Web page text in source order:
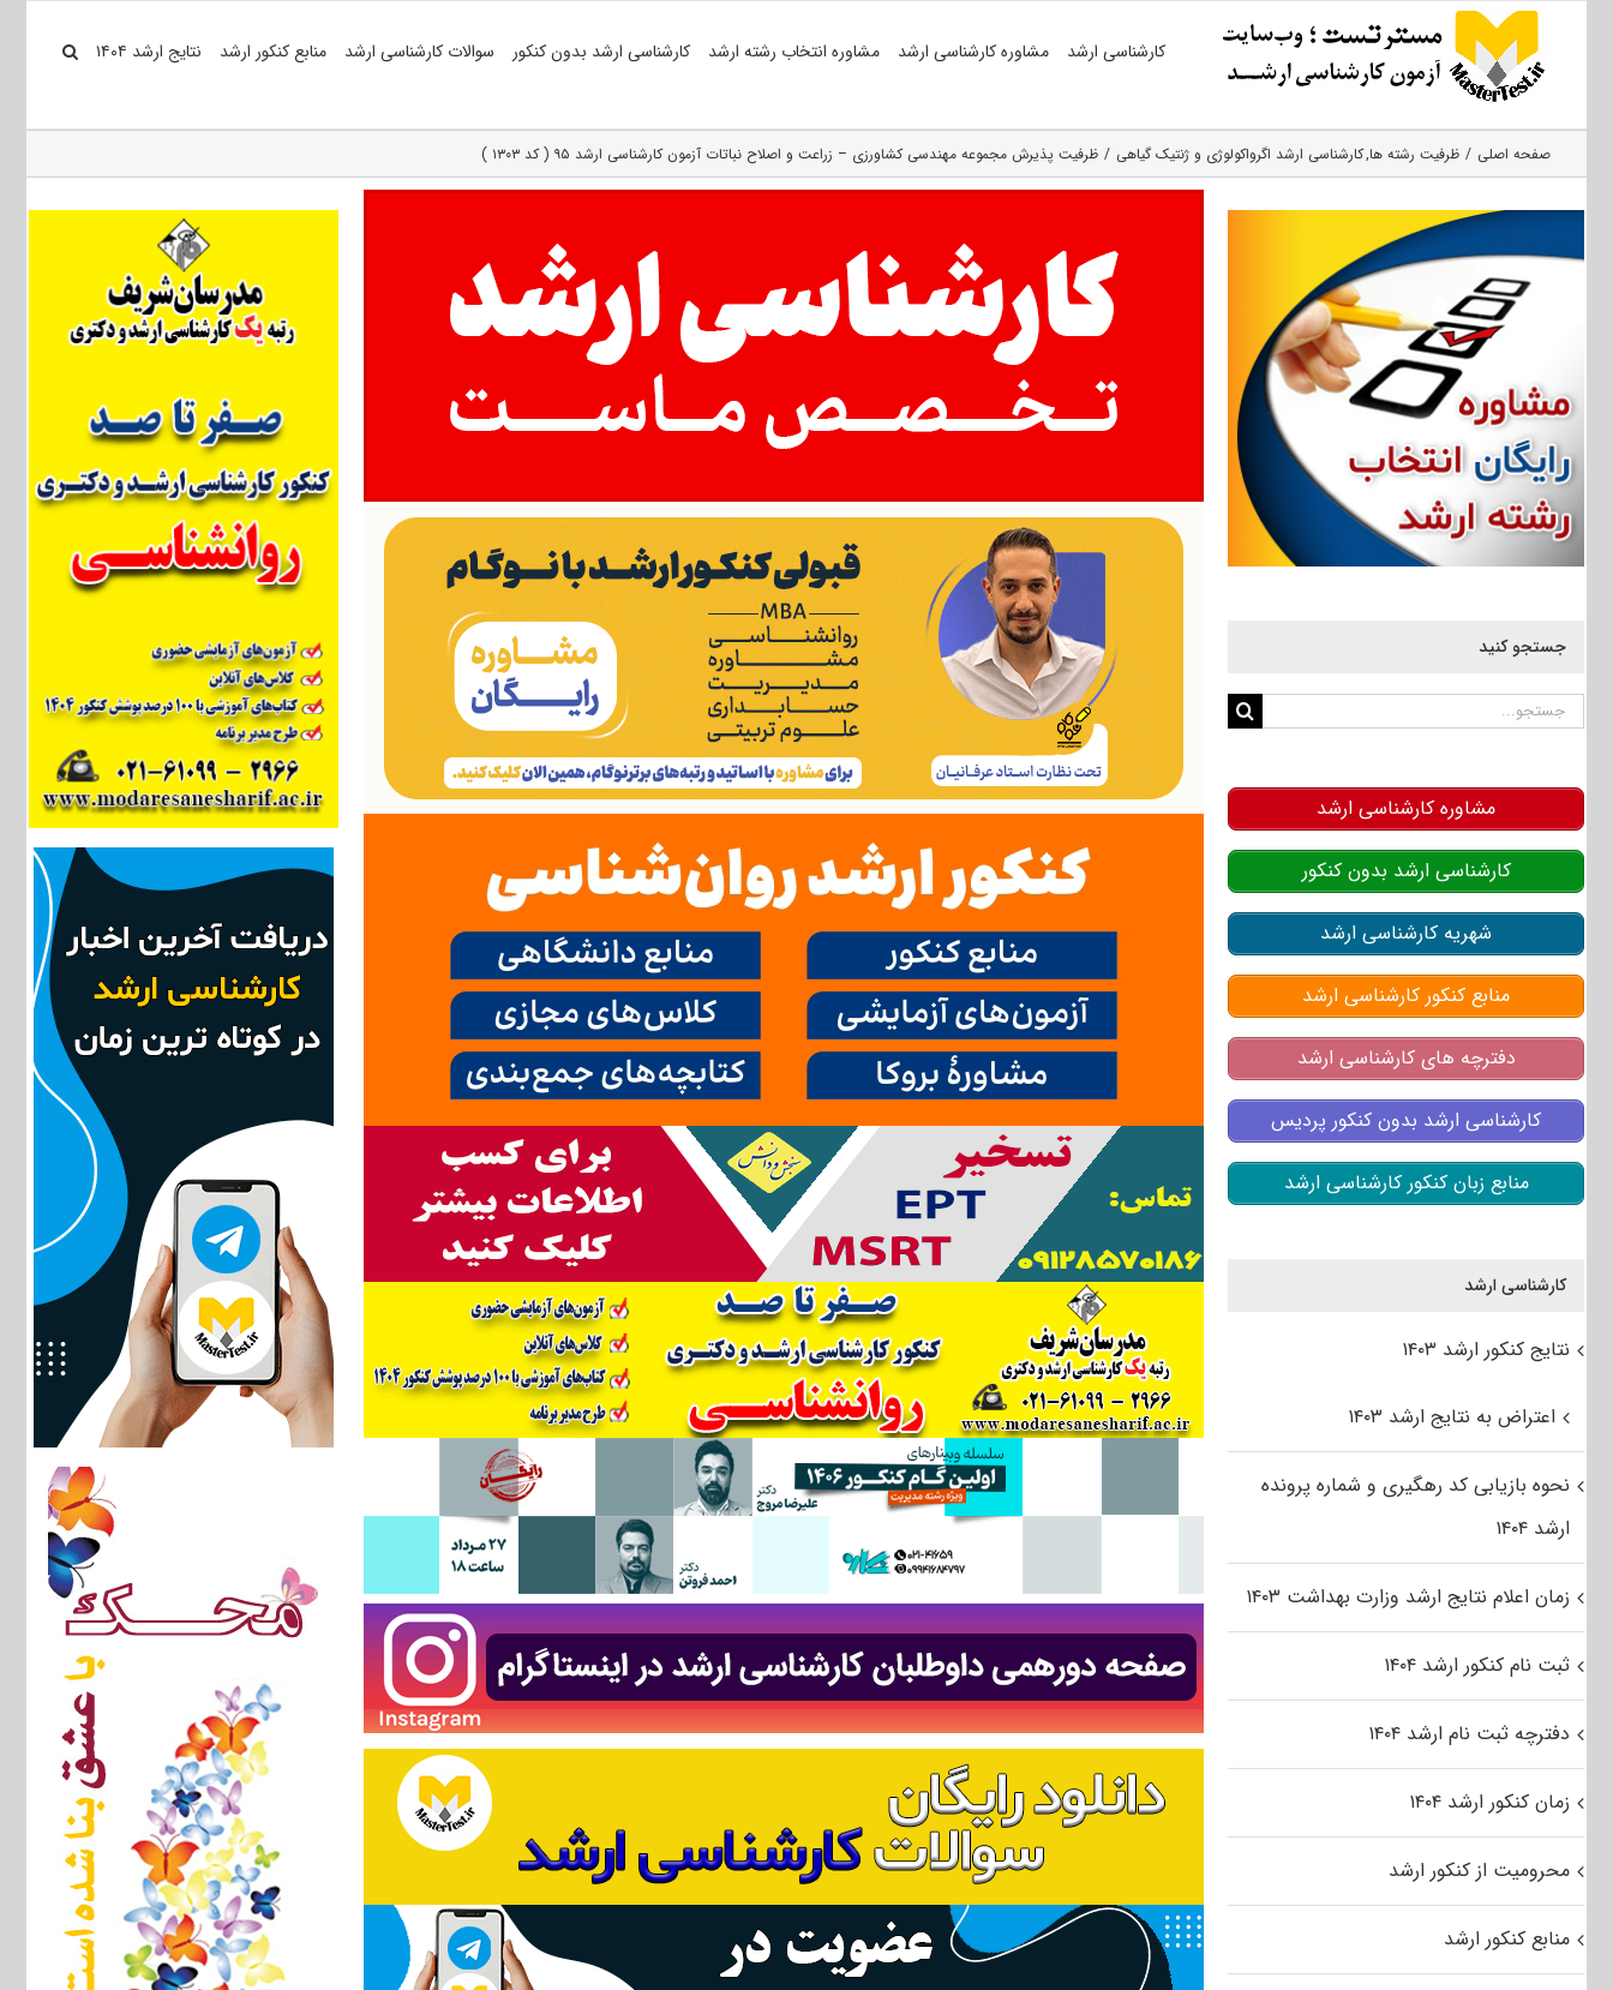
کارشناسی ارشد مشاوره کارشناسی ارشد مشاوره انتخاب رشته ارشد کارشناسی ارشد بدون کنکور سوالات کارشناسی ارشد منابع کنکور ارشد نتایج ارشد ۱۴۰۴
صفحه اصلی ظرفیت رشته ها کارشناسی ارشد اگرواکولوژی و ژنتیک گیاهی ظرفیت پذیرش مجموعه مهندسی کشاورزی – زراعت و اصلاح نباتات آزمون کارشناسی ارشد ۹۵ ( کد ۱۳۰۳ )
جستجو کنید
جستجو
مشاوره کارشناسی ارشد
کارشناسی ارشد بدون کنکور
شهریه کارشناسی ارشد
منابع کنکور کارشناسی ارشد
دفترچه های کارشناسی ارشد
کارشناسی ارشد بدون کنکور پردیس
منابع زبان کنکور کارشناسی ارشد
کارشناسی ارشد
نتایج کنکور ارشد ۱۴۰۳
اعتراض به نتایج ارشد ۱۴۰۳
نحوه بازیابی کد رهگیری و شماره پرونده
ارشد ۱۴۰۴
زمان اعلام نتایج ارشد وزارت بهداشت ۱۴۰۳
ثبت نام کنکور ارشد ۱۴۰۴
دفترچه ثبت نام ارشد ۱۴۰۴
زمان کنکور ارشد ۱۴۰۴
محرومیت از کنکور ارشد
منابع کنکور ارشد